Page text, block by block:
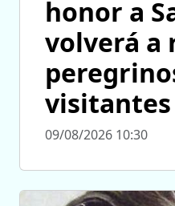
honor a
volverá a
visitantes
09/08/2026 10:30